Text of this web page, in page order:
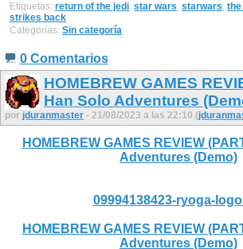
Etiquetas: return of the jedi, star wars, starwars,
strikes back
Categorías: Sin categoría
0 Comentarios
HOMEBREW GAMES
Han Solo Adventures
por jduranmaster - 21/08/2023 a las 22:10 (
HOMEBREW GAMES REVIEW
Adventures (Demo)
09994138423-ryoga-
HOMEBREW GAMES REVIEW
Adventures (Demo)